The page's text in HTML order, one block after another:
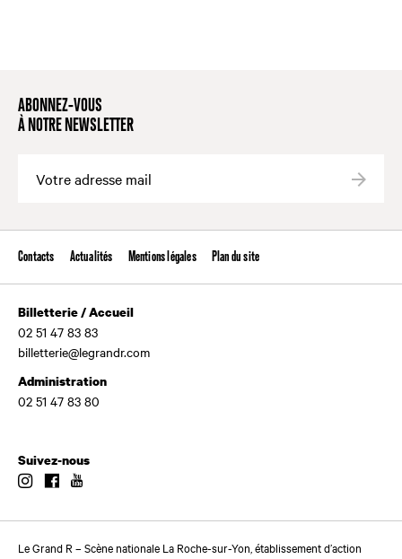
ABONNEZ-VOUS
À NOTRE NEWSLETTER
Contacts Actualités Mentions légales Plan du site
Billetterie / Accueil
02 51 47 83 83
billetterie@legrandr.com
Administration
02 51 47 83 80
Suivez-nous
InstagramFacebook
Le Grand R – Scène nationale La Roche-sur-Yon, établissement d’action